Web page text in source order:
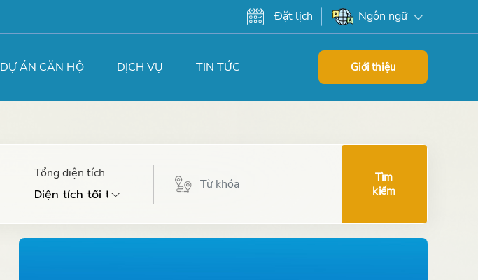
Đặt lịch Ngôn ngữ
DỰ ÁN CĂN HỘ DỊCH VỤ TIN TỨC Giới thiệu
Tổng diện tích
Tìm
kiếm